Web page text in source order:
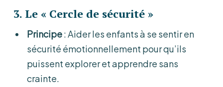
3. Le « Cercle de sécurité »
Principe: Aider les enfants à se sentir en
sécurité émotionnellement pour qu’ils
puissent explorer et apprendre sans
crainte.